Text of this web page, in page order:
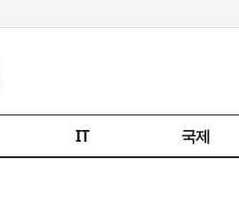
IT 국제